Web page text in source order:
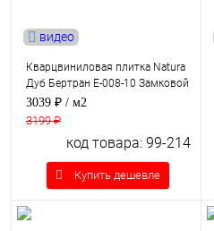
видео
Кварцвиниловая плитка Natura
Дуб Бертран E-008-10 Замковой
3039 ₽ / м2
3199 ₽
код товара: 99-214
Купить дешевле